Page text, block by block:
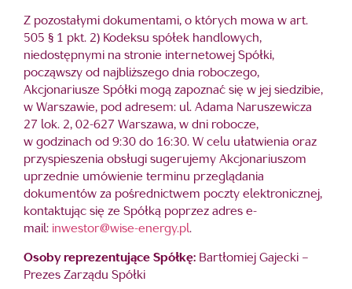
Z pozostałymi dokumentami, o których mowa w art.
505 § 1 pkt. 2) Kodeksu spółek handlowych,
niedostępnymi na stronie internetowej Spółki,
począwszy od najbliższego dnia roboczego,
Akcjonariusze Spółki mogą zapoznać się w jej siedzibie,
w Warszawie, pod adresem: ul. Adama Naruszewicza
27 lok. 2, 02-627 Warszawa, w dni robocze,
w godzinach od 9:30 do 16:30. W celu ułatwienia oraz
przyspieszenia obsługi sugerujemy Akcjonariuszom
uprzednie umówienie terminu przeglądania
dokumentów za pośrednictwem poczty elektronicznej,
kontaktując się ze Spółką poprzez adres e-
mail: inwestor@wise-energy.pl.
Osoby reprezentujące Spółkę: Bartłomiej Gajecki –
Prezes Zarządu Spółki